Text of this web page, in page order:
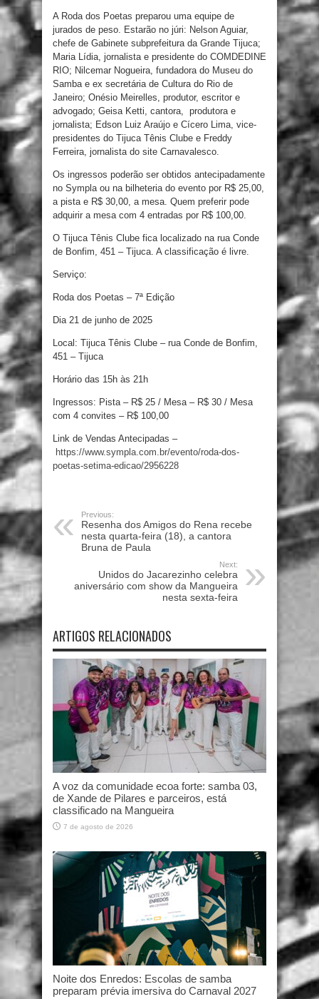
A Roda dos Poetas preparou uma equipe de
jurados de peso. Estarão no júri: Nelson Aguiar,
chefe de Gabinete subprefeitura da Grande Tijuca;
Maria Lídia, jornalista e presidente do COMDEDINE
RIO; Nilcemar Nogueira, fundadora do Museu do
Samba e ex secretária de Cultura do Rio de
Janeiro; Onésio Meirelles, produtor, escritor e
advogado; Geisa Ketti, cantora, produtora e
jornalista; Edson Luiz Araújo e Cícero Lima, vice-
presidentes do Tijuca Tênis Clube e Freddy
Ferreira, jornalista do site Carnavalesco.
Os ingressos poderão ser obtidos antecipadamente
no Sympla ou na bilheteria do evento por R$ 25,00,
a pista e R$ 30,00, a mesa. Quem preferir pode
adquirir a mesa com 4 entradas por R$ 100,00.
O Tijuca Tênis Clube fica localizado na rua Conde
de Bonfim, 451 – Tijuca. A classificação é livre.
Serviço:
Roda dos Poetas – 7ª Edição
Dia 21 de junho de 2025
Local: Tijuca Tênis Clube – rua Conde de Bonfim,
451 – Tijuca
Horário das 15h às 21h
Ingressos: Pista – R$ 25 / Mesa – R$ 30 / Mesa
com 4 convites – R$ 100,00
Link de Vendas Antecipadas –
https://www.sympla.com.br/evento/roda-dos-
poetas-setima-edicao/2956228
Previous:
Resenha dos Amigos do Rena recebe
nesta quarta-feira (18), a cantora
Bruna de Paula
Next:
Unidos do Jacarezinho celebra
aniversário com show da Mangueira
nesta sexta-feira
ARTIGOS RELACIONADOS
A voz da comunidade ecoa forte: samba 03,
de Xande de Pilares e parceiros, está
classificado na Mangueira
7 de agosto de 2026
Noite dos Enredos: Escolas de samba
preparam prévia imersiva do Carnaval 2027